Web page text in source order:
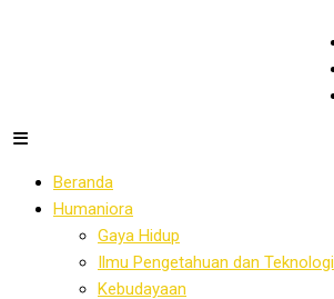
Beranda
Humaniora
Gaya Hidup
Ilmu Pengetahuan dan Teknologi
Kebudayaan